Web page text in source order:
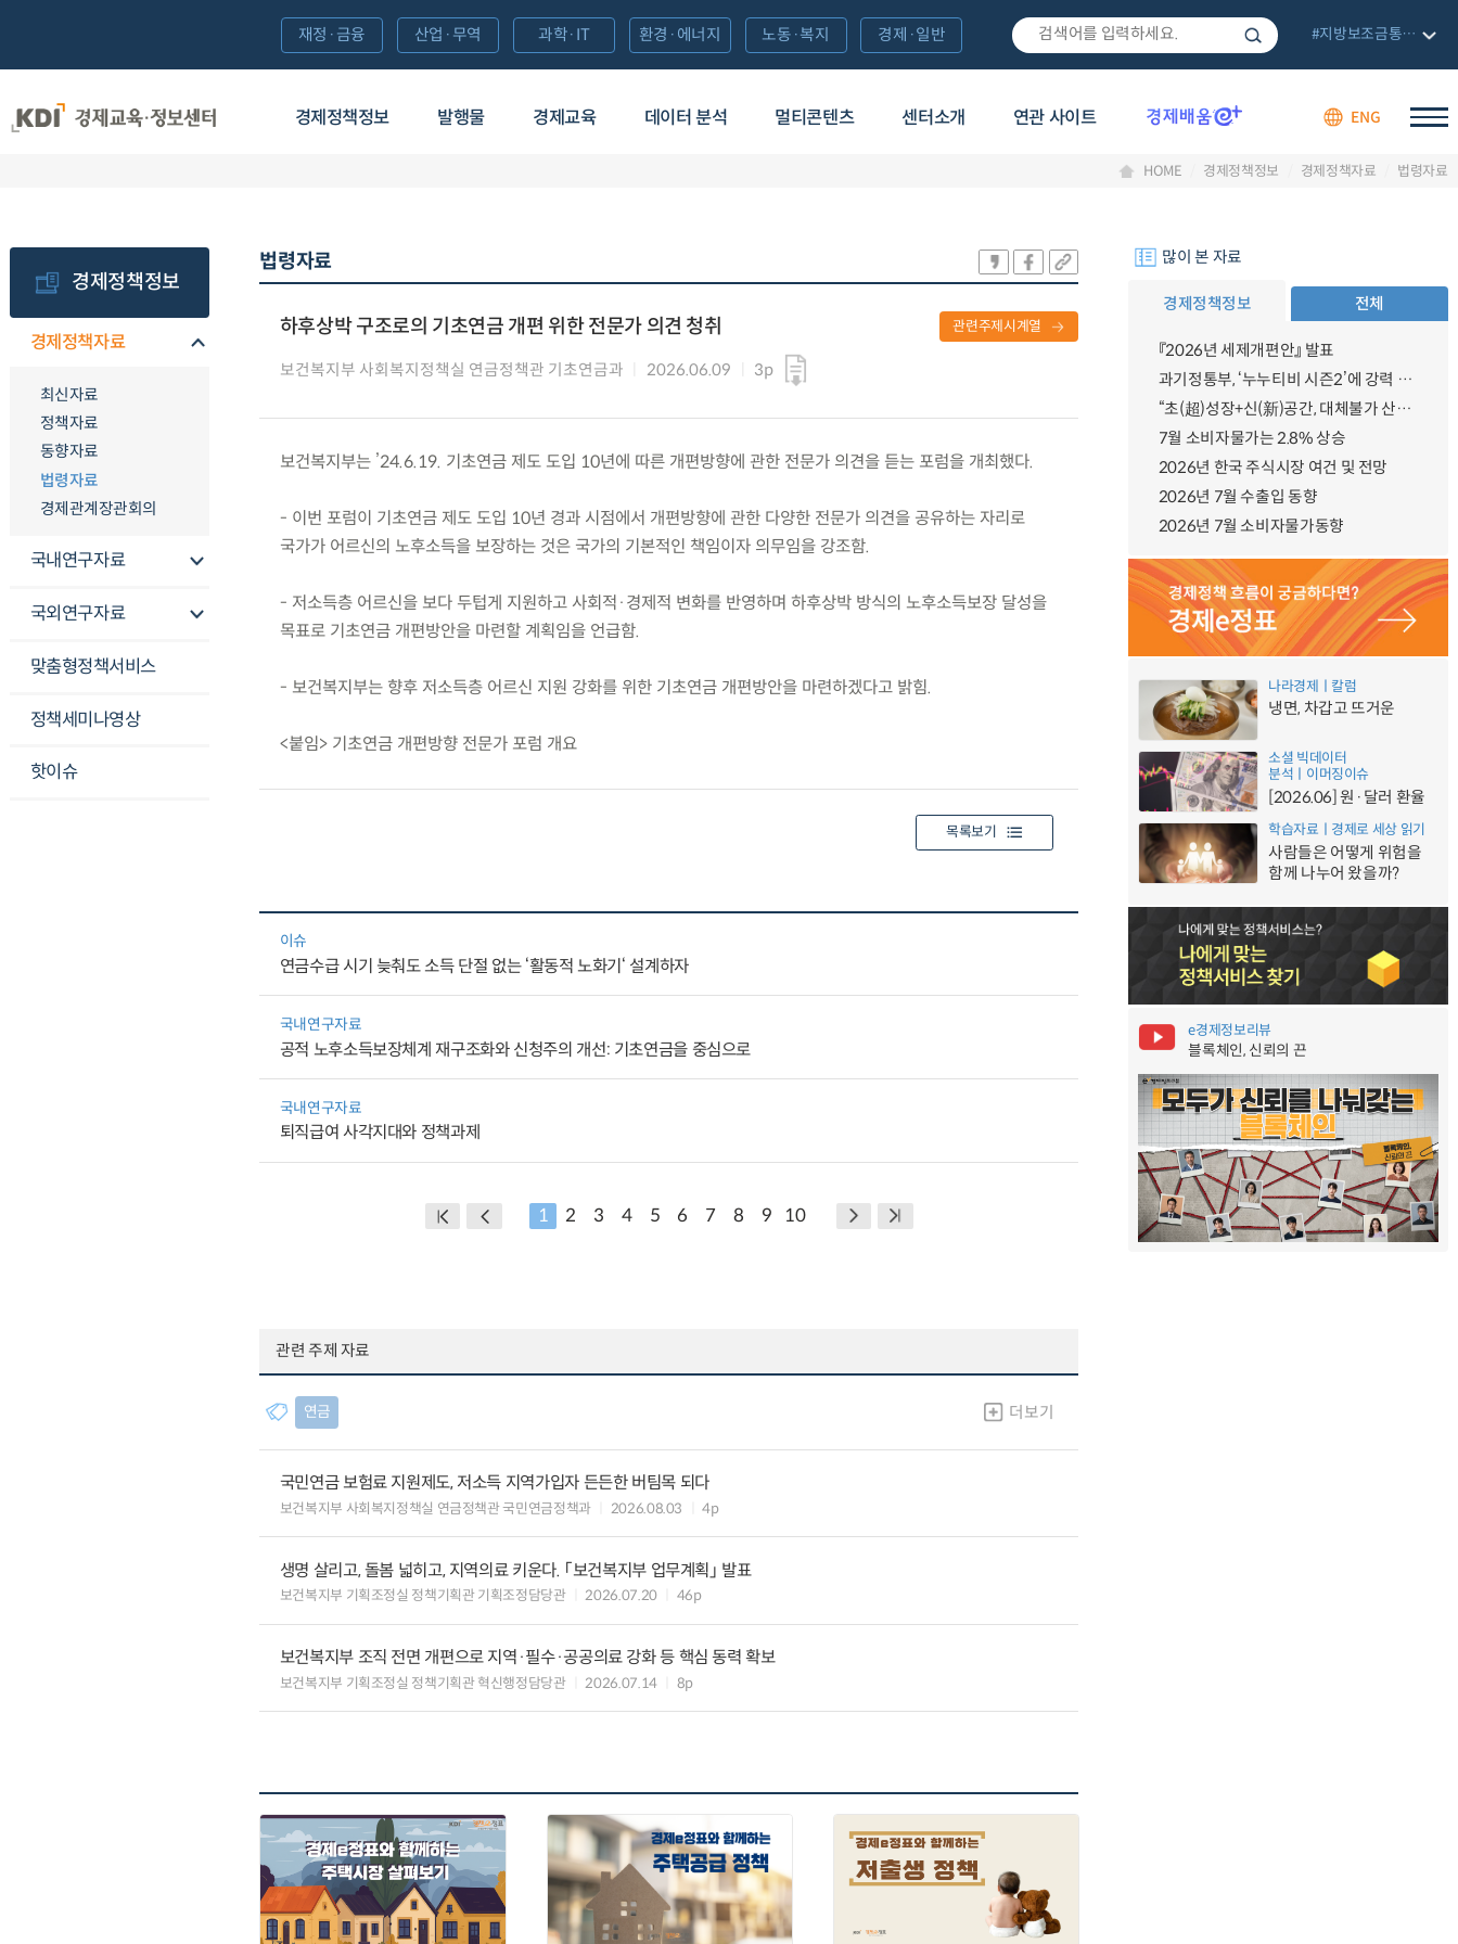
경제정책정보 발행물 경제교육 데이터 분석 멀티콘텐츠 센터소개 연관 사이트 ENG
재정·금융 산업·무역 과학·IT 환경·에너지 노동·복지 경제·일반 #지방보조금통합관리망
HOME 경제정책정보 경제정책자료 법령자료
경제정책정보
경제정책자료
최신자료
정책자료
동향자료
법령자료
경제관계장관회의
국내연구자료
국외연구자료
맞춤형정책서비스
정책세미나영상
핫이슈
법령자료
하후상박 구조로의 기초연금 개편 위한 전문가 의견 청취
보건복지부 사회복지정책실 연금정책관 기초연금과 2026.06.09 3p
관련주제시계열
보건복지부는 ’24.6.19. 기초연금 제도 도입 10년에 따른 개편방향에 관한 전문가 의견을 듣는 포럼을 개최했다.
- 이번 포럼이 기초연금 제도 도입 10년 경과 시점에서 개편방향에 관한 다양한 전문가 의견을 공유하는 자리로
국가가 어르신의 노후소득을 보장하는 것은 국가의 기본적인 책임이자 의무임을 강조함.
- 저소득층 어르신을 보다 두텁게 지원하고 사회적·경제적 변화를 반영하며 하후상박 방식의 노후소득보장 달성을
목표로 기초연금 개편방안을 마련할 계획임을 언급함.
- 보건복지부는 향후 저소득층 어르신 지원 강화를 위한 기초연금 개편방안을 마련하겠다고 밝힘.
<붙임> 기초연금 개편방향 전문가 포럼 개요
목록보기
이슈
연금수급 시기 늦춰도 소득 단절 없는 ‘활동적 노화기‘ 설계하자
국내연구자료
공적 노후소득보장체계 재구조화와 신청주의 개선: 기초연금을 중심으로
국내연구자료
퇴직급여 사각지대와 정책과제
1 2 3 4 5 6 7 8 9 10
관련 주제 자료
연금 더보기
국민연금 보험료 지원제도, 저소득 지역가입자 든든한 버팀목 되다
보건복지부 사회복지정책실 연금정책관 국민연금정책과 2026.08.03 4p
생명 살리고, 돌봄 넓히고, 지역의료 키운다. 「보건복지부 업무계획」 발표
보건복지부 기획조정실 정책기획관 기획조정담당관 2026.07.20 46p
보건복지부 조직 전면 개편으로 지역·필수·공공의료 강화 등 핵심 동력 확보
보건복지부 기획조정실 정책기획관 혁신행정담당관 2026.07.14 8p
많이 본 자료
경제정책정보 전체
『2026년 세제개편안』 발표
과기정통부, ‘누누티비 시즌2’에 강력 대응 의지 밝혀
“초(超)성장+신(新)공간, 대체불가 산업강국”
7월 소비자물가는 2.8% 상승
2026년 한국 주식시장 여건 및 전망
2026년 7월 수출입 동향
2026년 7월 소비자물가동향
나라경제ㅣ칼럼
냉면, 차갑고 뜨거운
소셜 빅데이터
분석ㅣ이머징이슈
[2026.06] 원·달러 환율
학습자료ㅣ경제로 세상 읽기
사람들은 어떻게 위험을
함께 나누어 왔을까?
e경제정보리뷰
블록체인, 신뢰의 끈